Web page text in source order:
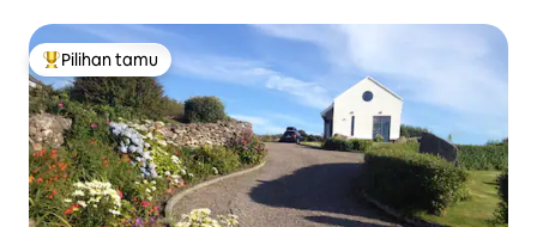
Pilihan tamu terpopuler
Pilihan tamu